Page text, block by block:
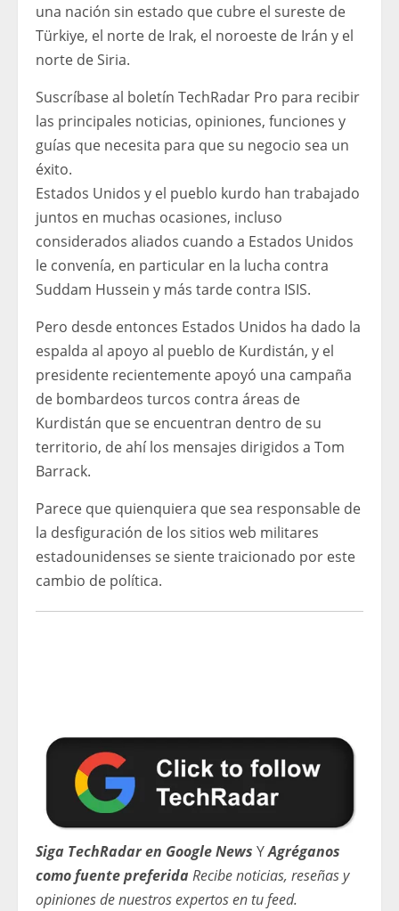
una nación sin estado que cubre el sureste de
Türkiye, el norte de Irak, el noroeste de Irán y el
norte de Siria.
Suscríbase al boletín TechRadar Pro para recibir
las principales noticias, opiniones, funciones y
guías que necesita para que su negocio sea un
éxito.
Estados Unidos y el pueblo kurdo han trabajado
juntos en muchas ocasiones, incluso
considerados aliados cuando a Estados Unidos
le convenía, en particular en la lucha contra
Suddam Hussein y más tarde contra ISIS.
Pero desde entonces Estados Unidos ha dado la
espalda al apoyo al pueblo de Kurdistán, y el
presidente recientemente apoyó una campaña
de bombardeos turcos contra áreas de
Kurdistán que se encuentran dentro de su
territorio, de ahí los mensajes dirigidos a Tom
Barrack.
Parece que quienquiera que sea responsable de
la desfiguración de los sitios web militares
estadounidenses se siente traicionado por este
cambio de política.
Siga TechRadar en Google News YAgréganos
como fuente preferidaRecibe noticias, reseñas y
opiniones de nuestros expertos en tu feed.